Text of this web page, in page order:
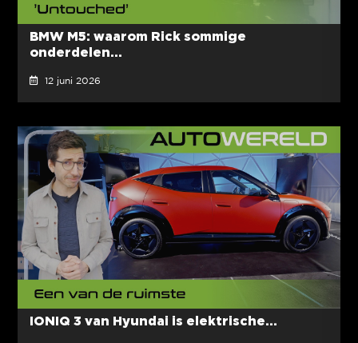
BMW M5: waarom Rick sommige
onderdelen...
12 juni 2026
IONIQ 3 van Hyundai is elektrische...